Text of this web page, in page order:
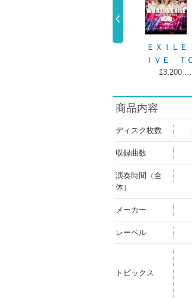
ＥＸＩＬＥ Ｌ
ＥＸＩＬＥ
ＩＶＥ Ｔ
13,200 …
商品内容
ディスク枚数
収録曲数
演奏時間（全
体）
メーカー
レーベル
トピックス